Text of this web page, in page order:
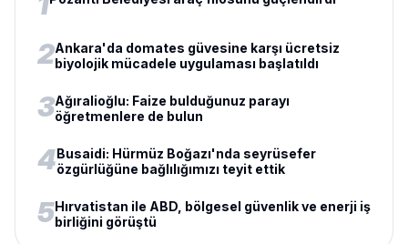
2Ankara'da domates güvesine karşı ücretsiz
biyolojik mücadele uygulaması başlatıldı
3Ağıralioğlu: Faize bulduğunuz parayı
öğretmenlere de bulun
4 Busaidi: Hürmüz Boğazı'nda seyrüsefer
özgürlüğüne bağlılığımızı teyit ettik
5Hırvatistan ile ABD, bölgesel güvenlik ve enerji iş
birliğini görüştü